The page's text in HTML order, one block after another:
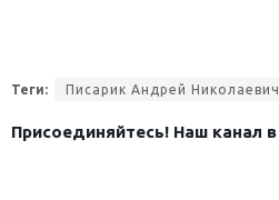
Теги: Писарик Андрей Николаевич
Присоединяйтесь! Наш канал в